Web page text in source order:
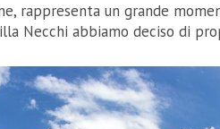
rappresenta un grande
Necchi abbiamo deciso di